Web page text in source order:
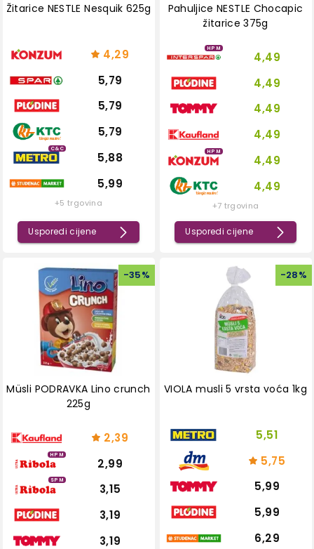
Žitarice NESTLE Nesquik 625g
4,29
5,79
5,79
5,79
C&C
5,88
5,99
+5 trgovina
Usporedi cijene
Pahuljice NESTLE Chocapic
žitarice 375g
HPM
4,49
4,49
4,49
4,49
HPM
4,49
4,49
+7 trgovina
Usporedi cijene
-35%
Müsli PODRAVKA Lino crunch
225g
2,39
HPM
2,99
SPM
3,15
3,19
3,19
-28%
VIOLA musli 5 vrsta voća 1kg
5,51
5,75
5,99
5,99
6,29